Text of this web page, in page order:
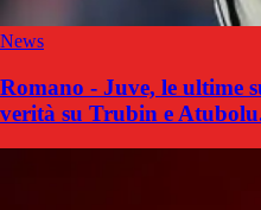
News
Romano - Juve, le ultime
verità su Trubin e